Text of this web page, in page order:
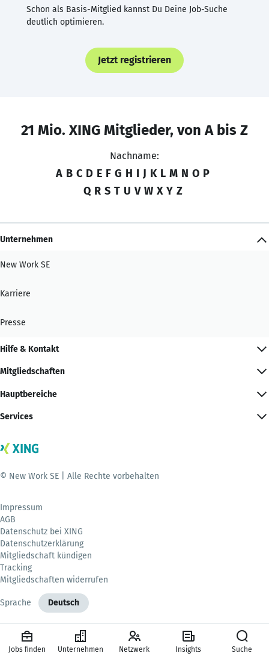
Schon als Basis-Mitglied kannst Du Deine Job-Suche
deutlich optimieren.
Jetzt registrieren
21 Mio. XING Mitglieder, von A bis Z
Nachname:
A B C D E F G H I J K L M N O P
Q R S T U V W X Y Z
Unternehmen
New Work SE
Karriere
Presse
Hilfe & Kontakt
Mitgliedschaften
Hauptbereiche
Services
© New Work SE | Alle Rechte vorbehalten
Impressum
AGB
Datenschutz bei XING
Datenschutzerklärung
Mitgliedschaft kündigen
Tracking
Mitgliedschaften widerrufen
Sprache Deutsch
Jobs finden Unternehmen Netzwerk Insights Suche